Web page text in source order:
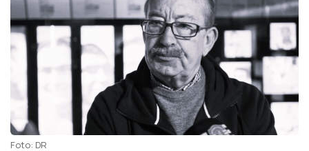
Foto: DR